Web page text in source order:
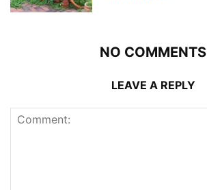
NO COMMENTS
LEAVE A REPLY